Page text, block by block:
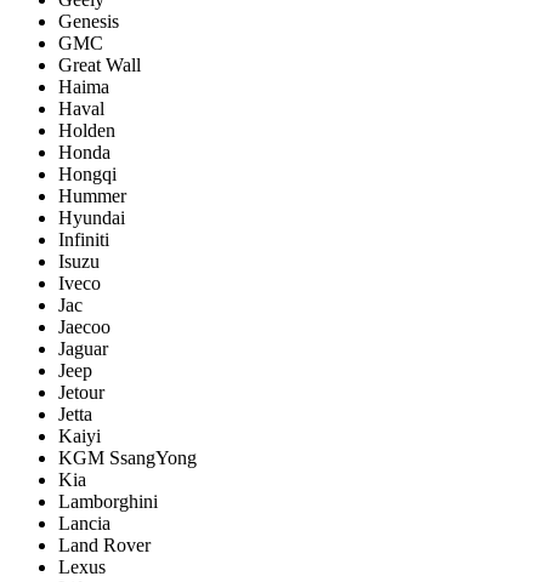
Genesis
GMC
Great Wall
Haima
Haval
Holden
Honda
Hongqi
Hummer
Hyundai
Infiniti
Isuzu
Iveco
Jac
Jaecoo
Jaguar
Jeep
Jetour
Jetta
Kaiyi
KGM SsangYong
Kia
Lamborghini
Lancia
Land Rover
Lexus